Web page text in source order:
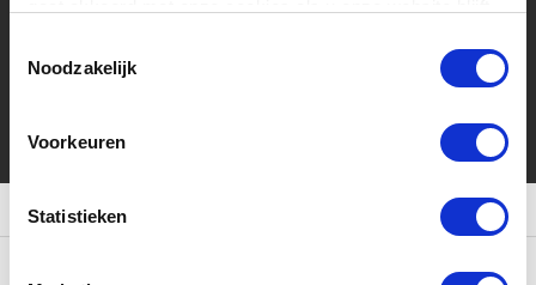
Noodzakelijk
Voorkeuren
Statistieken
Ontvang de nieuwste aanbiedingen en
Abonneer
* Lees hier de wettelijke beperkingen
Meer informatie